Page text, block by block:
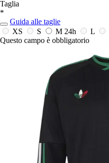
Taglia
*
Guida alle taglie
XS
S M 24h L
Questo campo è obbligatorio